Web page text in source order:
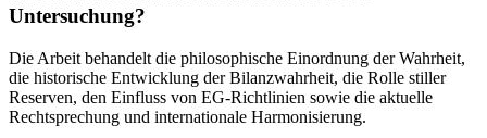
Untersuchung?
Die Arbeit behandelt die philosophische Einordnung der Wahrheit,
die historische Entwicklung der Bilanzwahrheit, die Rolle stiller
Reserven, den Einfluss von EG-Richtlinien sowie die aktuelle
Rechtsprechung und internationale Harmonisierung.